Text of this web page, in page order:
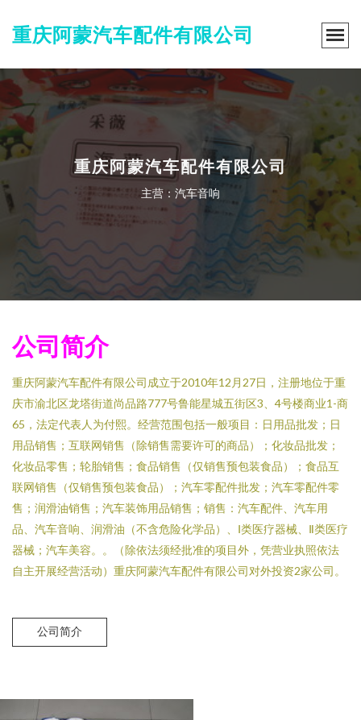
重庆阿蒙汽车配件有限公司
重庆阿蒙汽车配件有限公司
主营：汽车音响
公司简介
重庆阿蒙汽车配件有限公司成立于2010年12月27日，注册地位于重
庆市渝北区龙塔街道尚品路777号鲁能星城五街区3、4号楼商业1-商
65，法定代表人为付熙。经营范围包括一般项目：日用品批发；日
用品销售；互联网销售（除销售需要许可的商品）；化妆品批发；
化妆品零售；轮胎销售；食品销售（仅销售预包装食品）；食品互
联网销售（仅销售预包装食品）；汽车零配件批发；汽车零配件零
售；润滑油销售；汽车装饰用品销售；销售：汽车配件、汽车用
品、汽车音响、润滑油（不含危险化学品）、Ⅰ类医疗器械、Ⅱ类医疗
器械；汽车美容。。（除依法须经批准的项目外，凭营业执照依法
自主开展经营活动）重庆阿蒙汽车配件有限公司对外投资2家公司。
公司简介